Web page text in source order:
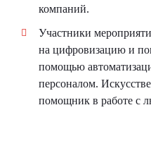
компаний.
Участники
на цифровизацию и
помощью
персоналом.
помощник в работе с